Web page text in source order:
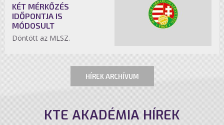
KÉT MÉRKŐZÉS
IDŐPONTJA IS
MÓDOSULT
Döntött az MLSZ.
HÍREK ARCHÍVUM
KTE AKADÉMIA HÍREK